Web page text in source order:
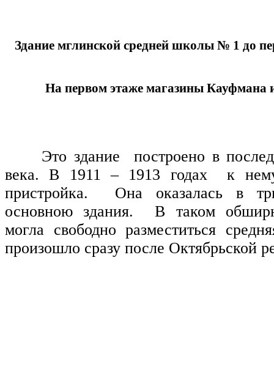
Здание мглинской средней школы № 1 до
На первом этаже магазины Кауфмана
Это здание построено в
века. В 1911 – 1913 годах к
пристройка. Она оказалась в
основною здания. В таком
могла свободно разместиться
произошло сразу после Октябрьской